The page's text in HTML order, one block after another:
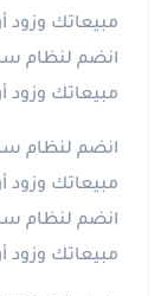
مبيعاتك وزود
انضم لنظام
مبيعاتك وزود
انضم لنظام
مبيعاتك وزود
انضم لنظام
مبيعاتك وزود